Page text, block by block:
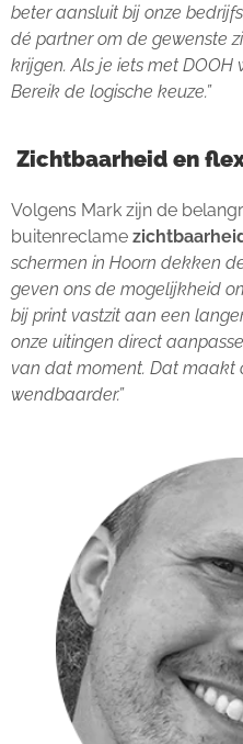
beter aansluit bij onze
dé partner om de gewenste
krijgen. Als je iets met DOOH
Bereik de logische keuze.”
Zichtbaarheid en
Volgens Mark zijn de
buitenreclame
schermen in Hoorn dekken
geven ons de mogelijkheid
bij print vastzit aan een
onze uitingen direct
van dat moment. Dat maakt
wendbaarder.”